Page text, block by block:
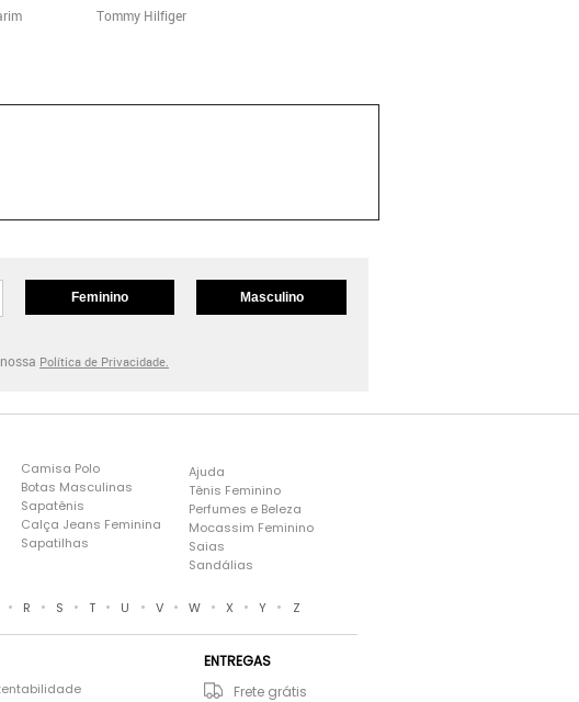
Tommy Hilfiger
Feminino Masculino
Política de Privacidade.
Camisa Polo
Botas Masculinas
Sapatênis
Calça Jeans Feminina
Sapatilhas
Ajuda
Tênis Feminino
Perfumes e Beleza
Mocassim Feminino
Saias
Sandálias
• R • S • T • U • V • W • X • Y • Z
ENTREGAS
Frete grátis